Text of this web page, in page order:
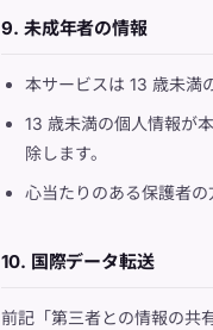
9. 未成年者の情報
本サービスは 13 歳未満
13 歳未満の個人情報が
除します。
心当たりのある保護者の
10. 国際データ転送
前記「第三者との情報の共